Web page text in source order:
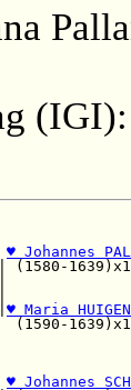
♥ Johannes
|
♥ Maria
♥ Johannes